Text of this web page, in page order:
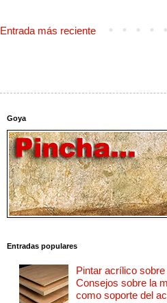
Entrada más reciente
Goya
Entradas populares
Pintar acrílico
Consejos sobre la
como soporte del